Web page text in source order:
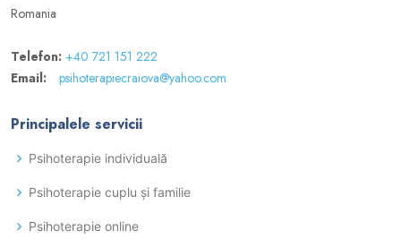
Romania
Telefon: +40 721 151 222
Email:
psihoterapiecraiova@yahoo.com
Principalele servicii
Psihoterapie individuală
Psihoterapie cuplu și familie
Psihoterapie online